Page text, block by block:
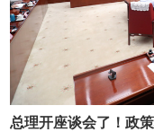
总理开座谈会了！政